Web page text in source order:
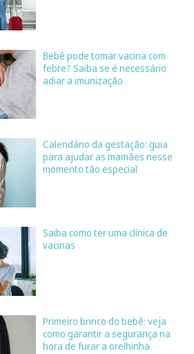
Bebê pode tomar vacina com
febre? Saiba se é necessário
adiar a imunização
Calendário da gestação: guia
para ajudar as mamães nesse
momento tão especial
Saiba como ter uma clínica de
vacinas
Primeiro brinco do bebê: veja
como garantir a segurança na
hora de furar a orelhinha